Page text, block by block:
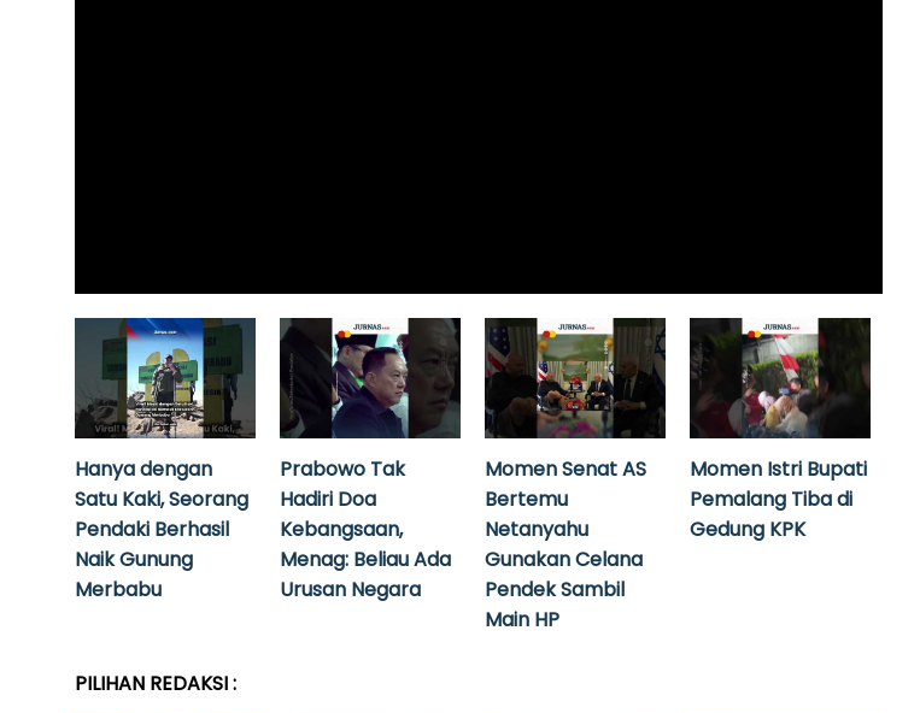
Hanya dengan
Satu Kaki, Seorang
Pendaki Berhasil
Naik Gunung
Merbabu
Prabowo Tak
Hadiri Doa
Kebangsaan,
Menag: Beliau Ada
Urusan Negara
Momen Senat AS
Bertemu
Netanyahu
Gunakan Celana
Pendek Sambil
Main HP
Momen Istri Bupati
Pemalang Tiba di
Gedung KPK
PILIHAN REDAKSI :